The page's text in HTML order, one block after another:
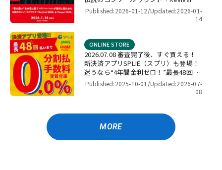
4000」＆「Super 9000」【presented
Published:2026-01-12/Updated:2026-01-
14
2026.07.08 審査完了後、すぐ買える！
新決済アプリSPLIE（スプリ）も登場！
迷うなら“4年間金利ゼロ！”最長48回 無
金利キャンペーン
ONLINE STORE
Published:2025-10-01/Updated:2026-07-
08
MORE